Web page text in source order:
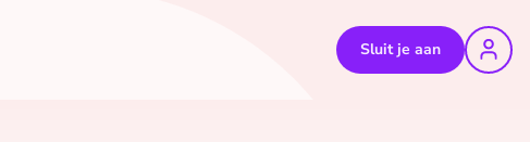
Sluit je aan